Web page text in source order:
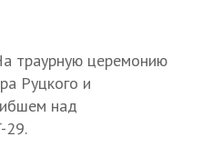
траурную церемонию
Руцкого и
над
29.